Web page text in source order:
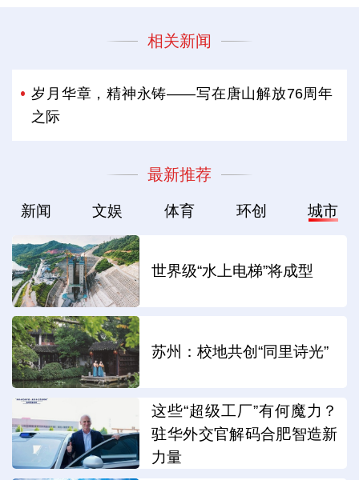
相关新闻
岁月华章，精神永铸——写在唐山解放76周年
之际
最新推荐
新闻 文娱 体育 环创 城市
世界级“水上电梯”将成型
苏州：校地共创“同里诗光”
这些“超级工厂”有何魔力？
驻华外交官解码合肥智造新
力量